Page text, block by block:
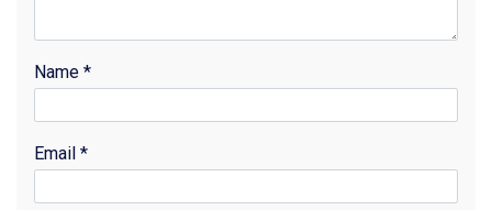
Name *
Email *